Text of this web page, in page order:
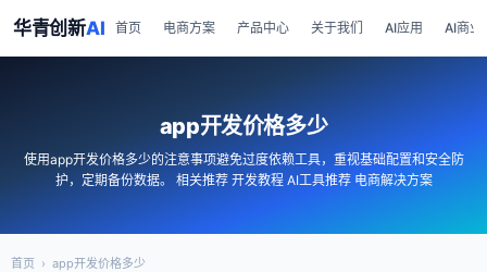
华青创新AI 首页 电商方案 产品中心 关于我们 AI应用 AI商业
app开发价格多少
使用app开发价格多少的注意事项避免过度依赖工具，重视基础配置和安全防
护，定期备份数据。 相关推荐 开发教程 AI工具推荐 电商解决方案
首页 › app开发价格多少